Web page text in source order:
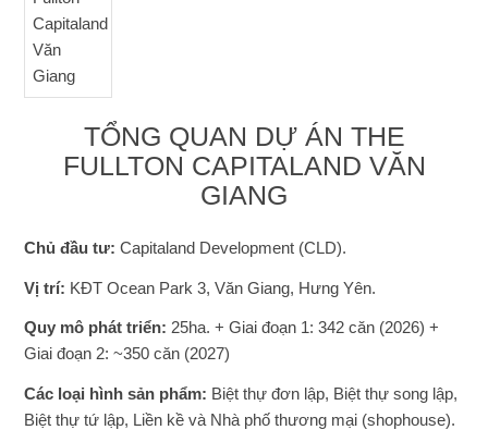
TỔNG QUAN DỰ ÁN THE
FULLTON CAPITALAND VĂN
GIANG
Chủ đầu tư: Capitaland Development (CLD).
Vị trí: KĐT Ocean Park 3, Văn Giang, Hưng Yên.
Quy mô phát triển: 25ha. + Giai đoạn 1: 342 căn (2026) +
Giai đoạn 2: ~350 căn (2027)
Các loại hình sản phẩm: Biệt thự đơn lập, Biệt thự song lập,
Biệt thự tứ lập, Liền kề và Nhà phố thương mại (shophouse).